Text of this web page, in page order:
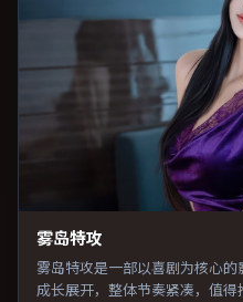
雾岛特攻
雾岛特攻是一部以喜剧为核心
成长展开，整体节奏紧凑，值得